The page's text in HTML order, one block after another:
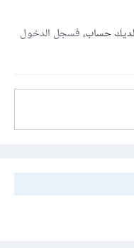
لديك حساب،فسجل الدخول